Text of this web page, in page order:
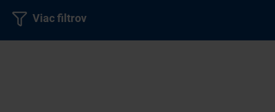
Viac filtrov